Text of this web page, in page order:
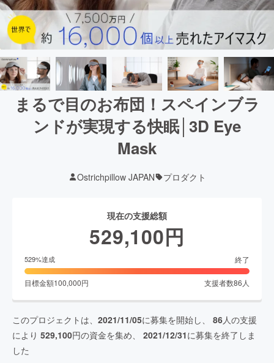
まるで目のお布団！スペインブラ
ンドが実現する快眠│3D Eye
Mask
Ostrichpillow JAPAN プロダクト
現在の支援総額
529,100円
529%達成 終了
目標金額100,000円 支援者数86 人
このプロジェクトは、 2021/11/05に募集を開始し、 86人の支援
により 529,100円の資金を集め、 2021/12/31に募集を終了しま
した